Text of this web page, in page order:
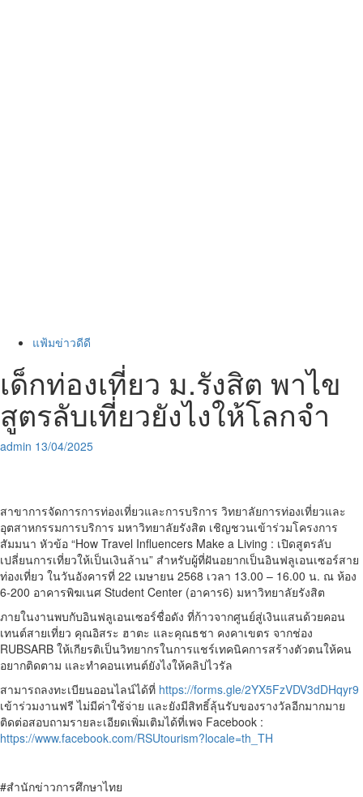
แฟ้มข่าวดีดี
เด็กท่องเที่ยว ม.รังสิต พาไข
สูตรลับเที่ยวยังไงให้โลกจำ
admin 13/04/2025
สาขาการจัดการการท่องเที่ยวและการบริการ วิทยาลัยการท่องเที่ยวและ
อุตสาหกรรมการบริการ มหาวิทยาลัยรังสิต เชิญชวนเข้าร่วมโครงการ
สัมมนา หัวข้อ “How Travel Influencers Make a Living : เปิดสูตรลับ
เปลี่ยนการเที่ยวให้เป็นเงินล้าน” สำหรับผู้ที่ฝันอยากเป็นอินฟลูเอนเซอร์สาย
ท่องเที่ยว ในวันอังคารที่ 22 เมษายน 2568 เวลา 13.00 – 16.00 น. ณ ห้อง
6-200 อาคารพิฆเนศ Student Center (อาคาร6) มหาวิทยาลัยรังสิต
ภายในงานพบกับอินฟลูเอนเซอร์ชื่อดัง ที่ก้าวจากศูนย์สู่เงินแสนด้วยคอน
เทนต์สายเที่ยว คุณอิสระ ฮาตะ และคุณธชา คงคาเขตร จากช่อง
RUBSARB ให้เกียรติเป็นวิทยากรในการแชร์เทคนิคการสร้างตัวตนให้คน
อยากติดตาม และทำคอนเทนต์ยังไงให้คลิปไวรัล
สามารถลงทะเบียนออนไลน์ได้ที่ https://forms.gle/2YX5FzVDV3dDHqyr9
เข้าร่วมงานฟรี ไม่มีค่าใช้จ่าย และยังมีสิทธิ์ลุ้นรับของรางวัลอีกมากมาย
ติดต่อสอบถามรายละเอียดเพิ่มเติมได้ที่เพจ Facebook :
https://www.facebook.com/RSUtourism?locale=th_TH
#สำนักข่าวการศึกษาไทย